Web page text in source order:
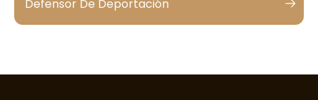
Defensor De Deportación